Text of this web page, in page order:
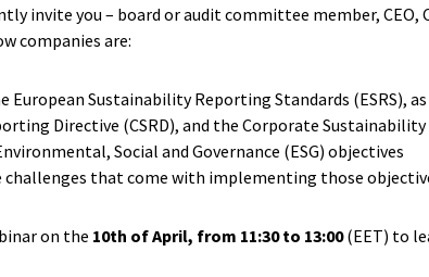
invite you – board or audit committee member,
companies are:
European Sustainability Reporting Standards (ESRS),
Directive (CSRD), and the Corporate Sustainability
Social and Governance (ESG) objectives
that come with implementing those
on the 10th of April, from 11:30 to 13:00(EET) to